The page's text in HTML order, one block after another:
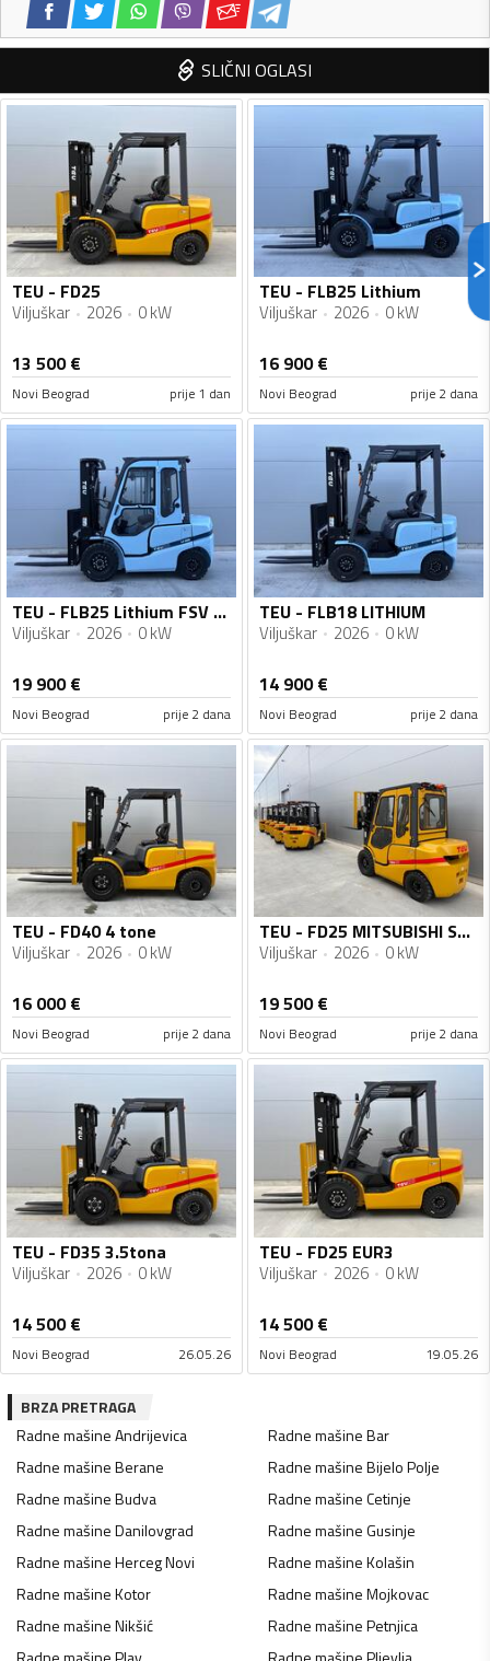
SLIČNI OGLASI
TEU - FD25
Viljuškar 2026 0 kW
13 500€
Novi Beograd prije 1 dan
TEU - FLB25 Lithium
Viljuškar 2026 0 kW
16 900€
Novi Beograd prije 2 dana
TEU - FLB25 Lithium FSV 4.7m KABINA
Viljuškar 2026 0 kW
19 900€
Novi Beograd prije 2 dana
TEU - FLB18 LITHIUM
Viljuškar 2026 0 kW
14 900€
Novi Beograd prije 2 dana
TEU - FD40 4 tone
Viljuškar 2026 0 kW
16 000€
Novi Beograd prije 2 dana
TEU - FD25 MITSUBISHI S4S KABINA TRIPLEX
Viljuškar 2026 0 kW
19 500€
Novi Beograd prije 2 dana
TEU - FD35 3.5tona
Viljuškar 2026 0 kW
14 500€
Novi Beograd 26.05.26
TEU - FD25 EUR3
Viljuškar 2026 0 kW
14 500€
Novi Beograd 19.05.26
BRZA PRETRAGA
Radne mašineAndrijevica Radne mašineBar
Radne mašineBerane Radne mašineBijelo Polje
Radne mašineBudva Radne mašineCetinje
Radne mašineDanilovgrad Radne mašineGusinje
Radne mašineHerceg Novi Radne mašineKolašin
Radne mašineKotor Radne mašineMojkovac
Radne mašineNikšić Radne mašinePetnjica